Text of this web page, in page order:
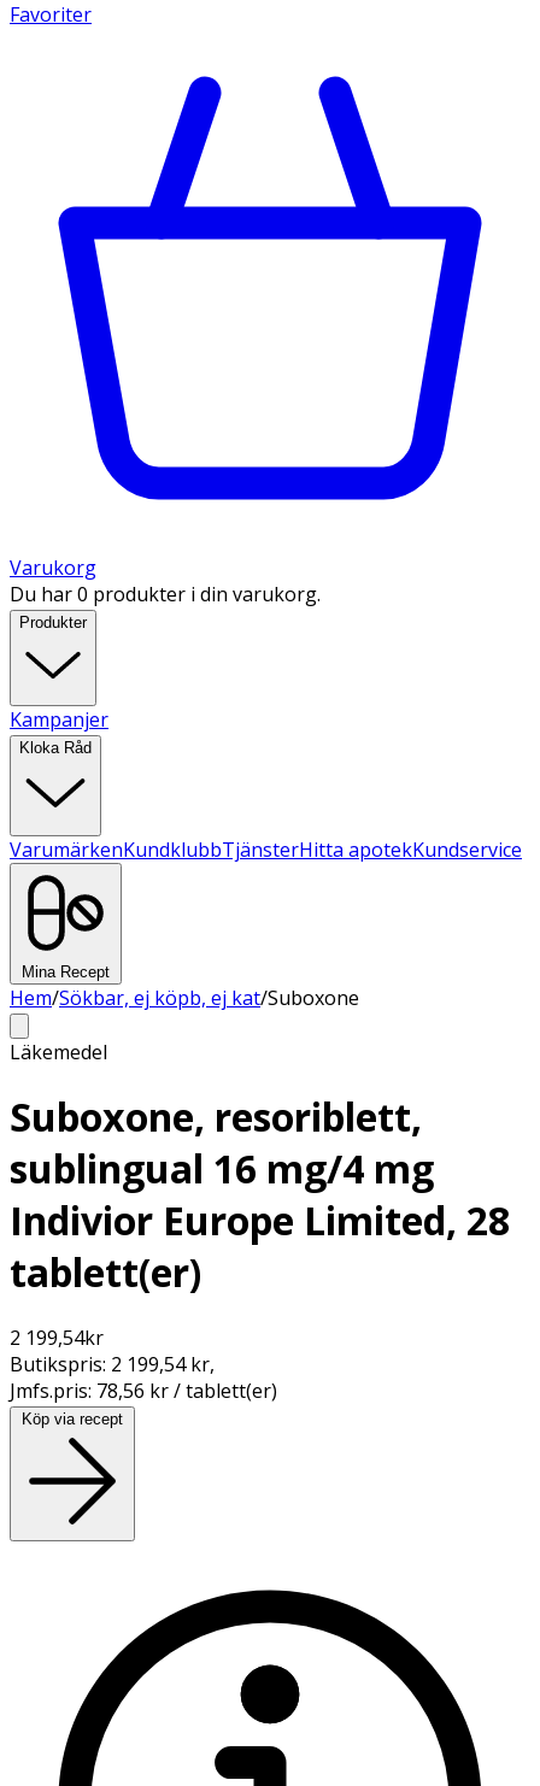
Favoriter
Varukorg
Du har 0 produkter i din varukorg.
Produkter
Kampanjer
Kloka Råd
VarumärkenKundklubbTjänsterHitta apotekKundservice
Mina Recept
Hem/Sökbar, ej köpb, ej kat/Suboxone
Läkemedel
Suboxone, resoriblett,
sublingual 16 mg/4 mg
Indivior Europe Limited, 28
tablett(er)
2 199,54kr
Butikspris: 2 199,54 kr,
Jmfs.pris: 78,56 kr / tablett(er)
Köp via recept